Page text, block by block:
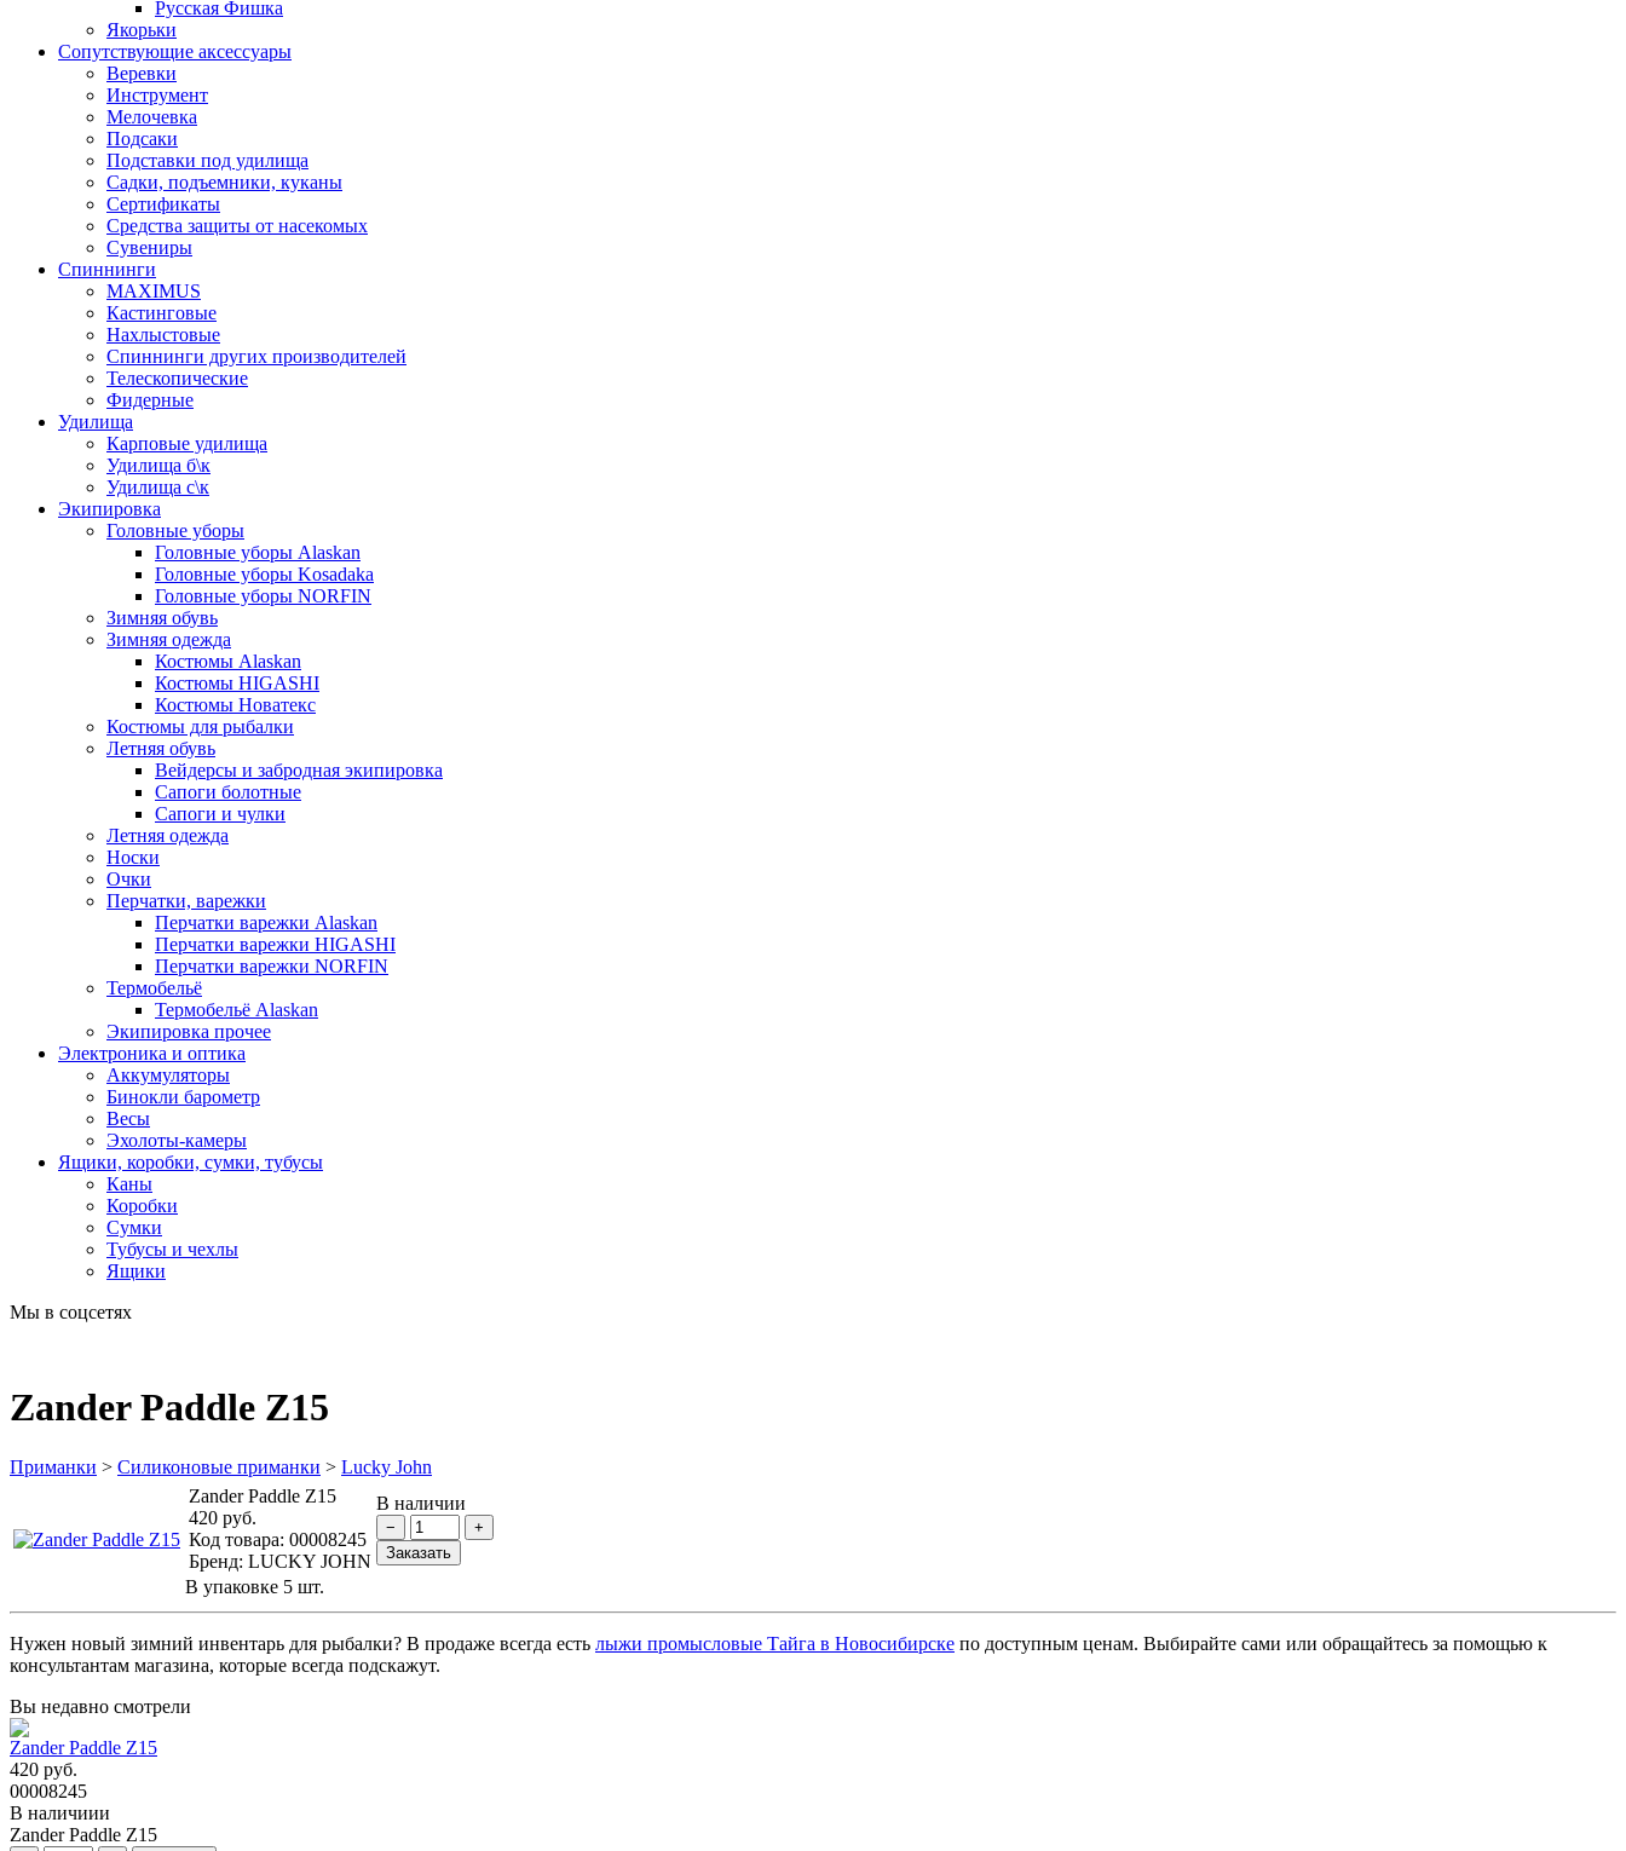
Русская Фишка
Якорьки
Сопутствующие аксессуары
Веревки
Инструмент
Мелочевка
Подсаки
Подставки под удилища
Садки, подъемники, куканы
Сертификаты
Средства защиты от насекомых
Сувениры
Спиннинги
MAXIMUS
Кастинговые
Нахлыстовые
Спиннинги других производителей
Телескопические
Фидерные
Удилища
Карповые удилища
Удилища б\к
Удилища с\к
Экипировка
Головные уборы
Головные уборы Alaskan
Головные уборы Kosadaka
Головные уборы NORFIN
Зимняя обувь
Зимняя одежда
Костюмы Alaskan
Костюмы HIGASHI
Костюмы Новатекс
Костюмы для рыбалки
Летняя обувь
Вейдерсы и забродная экипировка
Сапоги болотные
Сапоги и чулки
Летняя одежда
Носки
Очки
Перчатки, варежки
Перчатки варежки Alaskan
Перчатки варежки HIGASHI
Перчатки варежки NORFIN
Термобельё
Термобельё Alaskan
Экипировка прочее
Электроника и оптика
Аккумуляторы
Бинокли барометр
Весы
Эхолоты-камеры
Ящики, коробки, сумки, тубусы
Каны
Коробки
Сумки
Тубусы и чехлы
Ящики
Мы в соцсетях
Zander Paddle Z15
Приманки > Силиконовые приманки > Lucky John
Zander Paddle Z15
420 руб.
Код товара: 00008245
Бренд: LUCKY JOHN
В наличии
В упаковке 5 шт.
Нужен новый зимний инвентарь для рыбалки? В продаже всегда есть лыжи промысловые Тайга в Новосибирске по доступным ценам. Выбирайте сами или обращайтесь за помощью к
консультантам магазина, которые всегда подскажут.
Вы недавно смотрели
Zander Paddle Z15
420 руб.
00008245
В наличиии
Zander Paddle Z15